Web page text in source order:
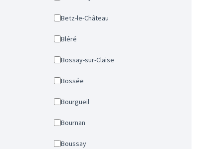
Betz-le-Château
Bléré
Bossay-sur-Claise
Bossée
Bourgueil
Bournan
Boussay